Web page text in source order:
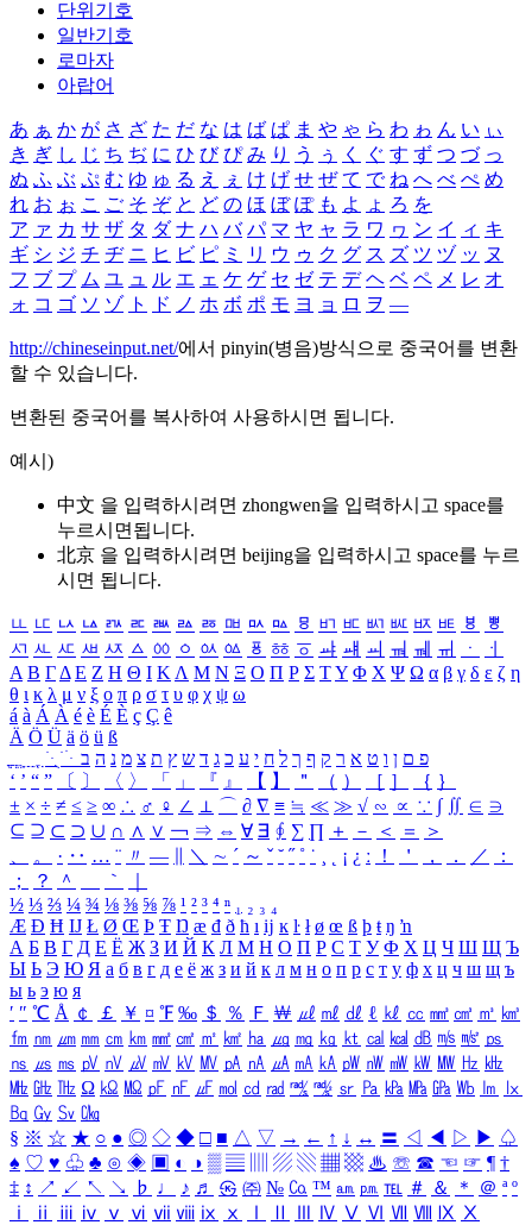
단위기호
일반기호
로마자
아랍어
あ ぁ か が さ ざ た だ な は ば ぱ ま や ゃ ら わ ゎ ん い ぃ
き ぎ し じ ち ぢ に ひ び ぴ み り う ぅ く ぐ す ず つ づ っ
ぬ ふ ぶ ぷ む ゆ ゅ る え ぇ け げ せ ぜ て で ね へ べ ぺ め
れ お ぉ こ ご そ ぞ と ど の ほ ぼ ぽ も よ ょ ろ を
ア ァ カ サ ザ タ ダ ナ ハ バ パ マ ヤ ャ ラ ワ ヮ ン イ ィ キ
ギ シ ジ チ ヂ ニ ヒ ビ ピ ミ リ ウ ゥ ク グ ス ズ ツ ヅ ッ ヌ
フ ブ プ ム ユ ュ ル エ ェ ケ ゲ セ ゼ テ デ ヘ ベ ペ メ レ オ
ォ コ ゴ ソ ゾ ト ド ノ ホ ボ ポ モ ヨ ョ ロ ヲ ―
http://chineseinput.net/에서 pinyin(병음)방식으로 중국어를 변환
할 수 있습니다.
변환된 중국어를 복사하여 사용하시면 됩니다.
예시)
中文 을 입력하시려면 zhongwen을 입력하시고 space를
누르시면됩니다.
北京 을 입력하시려면 beijing을 입력하시고 space를 누르
시면 됩니다.
ㅥ ㅦ ㅧ ㅨ ㅩ ㅪ ㅫ ㅬ ㅭ ㅮ ㅯ ㅰ ㅱ ㅲ ㅳ ㅴ ㅵ ㅶ ㅷ ㅸ
ㅹ
ㅺ ㅻ ㅼ ㅽ ㅾ ㅿ ㆀ ㆁ ㆂ ㆃ ㆄ ㆅ ㆆ ㆇ ㆈ ㆉ ㆊ ㆋ ㆌ ㆍ
ㆎ
Α Β ΓΔ Ε Ζ Η Θ Ι ΚΛ Μ Ν Ξ Ο Π Ρ Σ ΤΥ Φ Χ Ψ Ω α β γ δ ε ζ η
θ ι κ λ μ ν ξ ο π ρ σ τ υ φ χ ψ ω
á à Á À é è É È ç Ç ê
Ä Ö Ü ä ö ü ß
ִֶֹ ֻּ ׁׂ פ ם ן ו ט א ר ק ף ך ל ח י ע כ ג ד ש ץ ת צ מ נ ה ב
‘ ’ “ ” 〔 〕 〈 〉 「 」 『 』 【 】 ＂ （ ） ［ ］ ｛ ｝
± × ÷ ≠ ≤ ≥ ∞ ∴ ♂ ♀ ∠ ⊥ ⌒ ∂ ∇ ≡ ≒ ≪ ≫ √ ∽ ∝ ∵ ∫ ∬ ∈ ∋
⊆ ⊇ ⊂ ⊃ ∪ ∩ ∧ ∨ ￢ ⇒ ⇔ ∀ ∃ ∮ ∑ ∏ ＋ － ＜ ＝
＞
、
。 · ‥ … ¨ 〃 ― ＼ ∼ ´ ～ ˇ ˘ ˝ ˚ ˙ ¸ ¡ ¿ ː ！ ＇ ， ． ／
：
；
？ ＾ ｀
½ ⅓ ⅔ ¼ ¾ ⅛ ⅜ ⅝ ⅞ ¹ ² ³ ⁴ ⁿ ₁ ₂ ₃ ₄
Æ Ð Ħ Ĳ Ł Ø Œ Þ Ŧ Ŋ æ đ ð ħ ı ĳ ĸ ŀ ł ø œ ß þ ŧ ŋ ŉ
А Б В Г Д Е Ё Ж З И Й К Л М Н О П Р С Т У Ф Х Ц Ч Ш Щ Ъ
Ы Ь Э Ю Я а б в г д е ё ж з и й к л м н о п р с т у ф х ц ч ш щ ъ
ы ь э ю я
′ ″ ℃ Å ￠ ￡ ￥ ¤ ℉ ‰ ＄ ％ Ｆ ￦ ㎕ ㎖ ㎗ ℓ ㎘ ㏄ ㎣ ㎤ ㎥ ㎦
㎙ ㎚ ㎛ ㎜ ㎝ ㎞ ㎟ ㎠ ㎡ ㎢ ㏊ ㎍ ㎎ ㎏ ㏏ ㎈ ㎉ ㏈ ㎧ ㎨ ㎰
㎱ ㎲ ㎳ ㎴ ㎵ ㎶ ㎷ ㎸ ㎹ ㎀ ㎁ ㎂ ㎃ ㎄ ㎺ ㎻ ㎽ ㎾ ㎿ ㎐ ㎑
㎒ ㎓ ㎔ Ω ㏀ ㏁ ㎊ ㎋ ㎌ ㏖ ㏅ ㎭ ㎮ ㎯ ㏛ ㎩ ㎪ ㎫ ㎬ ㏝ ㏐
㏓
㏃ ㏉ ㏜ ㏆
§ ※ ☆ ★ ○ ● ◎ ◇ ◆ □ ■ △ ▽ → ← ↑ ↓ ↔ 〓 ◁ ◀ ▷ ▶ ♤
♠ ♡ ♥ ♧ ♣ ⊙ ◈ ▣ ◐ ◑ ▒ ▤ ▨ ▧ ▦ ▩ ♨ ☏ ☎ ☜ ☞ ¶ †
‡ ↕ ↗ ↙ ↖ ↘ ♭ ♩ ♪ ♬ ㉿ ㈜ № ㏇ ™ ㏂ ㏘ ℡ ＃ ＆ ＊ ＠ ª º
ⅰ
ⅱ ⅲ ⅳ ⅴ ⅵ ⅶ ⅷ ⅸ ⅹ Ⅳ Ⅴ Ⅵ Ⅶ Ⅷ Ⅸ Ⅹ